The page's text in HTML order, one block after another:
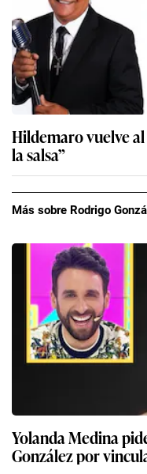
Hildemaro vuelve al
la salsa”
Más sobre Rodrigo
Yolanda Medina
González por